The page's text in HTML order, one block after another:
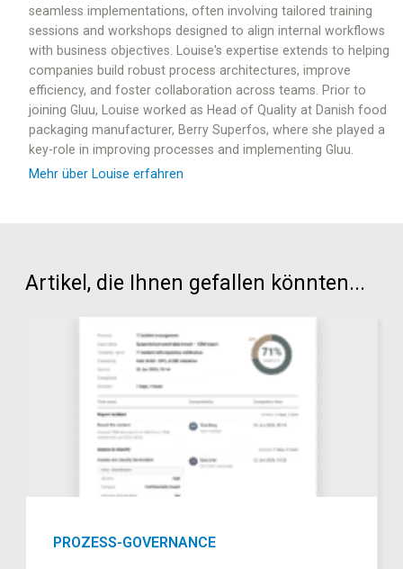
seamless implementations, often involving tailored training
sessions and workshops designed to align internal workflows
with business objectives. Louise's expertise extends to helping
companies build robust process architectures, improve
efficiency, and foster collaboration across teams. Prior to
joining Gluu, Louise worked as Head of Quality at Danish food
packaging manufacturer, Berry Superfos, where she played a
key-role in improving processes and implementing Gluu.
Mehr über Louise erfahren
Artikel, die Ihnen gefallen könnten...
PROZESS-GOVERNANCE